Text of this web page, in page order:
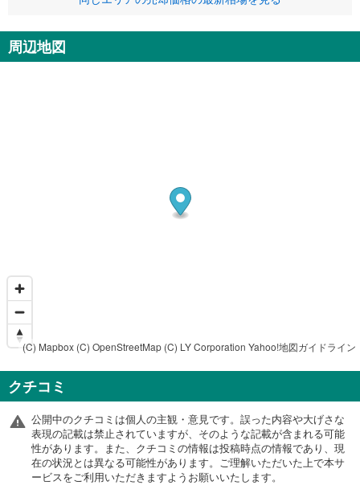
周辺地図
(C) Mapbox (C) OpenStreetMap (C) LY Corporation Yahoo!地図ガイドライン
クチコミ
公開中のクチコミは個人の主観・意見です。誤った内容や大げさな
表現の記載は禁止されていますが、そのような記載が含まれる可能
性があります。また、クチコミの情報は投稿時点の情報であり、現
在の状況とは異なる可能性があります。ご理解いただいた上で本サ
ービスをご利用いただきますようお願いいたします。